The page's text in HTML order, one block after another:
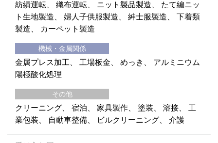
紡績運転 織布運転 ニット製品製造
たて編ニッ
ト生地製造
婦人子供服製造 紳士服製造
下着類
製造
カーペット製造
機械・金属関係
金属プレス加工 工場板金 めっき
アルミニウム
陽極酸化処理
その他
クリーニング 宿泊 家具製作 塗装 溶接
工
業包装
自動車整備 ビルクリーニング 介護